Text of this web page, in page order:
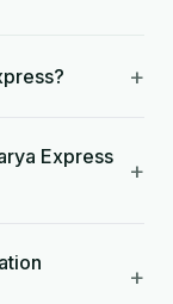
+
Express
+
+